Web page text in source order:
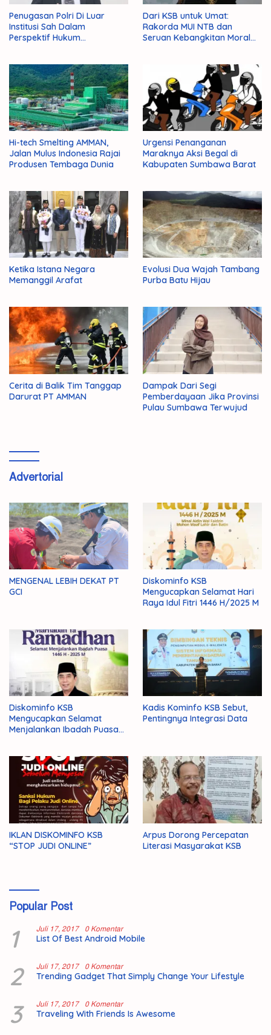
Penugasan Polri Di Luar
Institusi Sah Dalam
Perspektif Hukum
Dari KSB untuk Umat:
Rakorda MUI NTB dan
Seruan Kebangkitan Moral
Hi-tech Smelting AMMAN,
Jalan Mulus Indonesia Rajai
Produsen Tembaga Dunia
Urgensi Penanganan
Maraknya Aksi Begal di
Kabupaten Sumbawa Barat
Ketika Istana Negara
Memanggil Arafat
Evolusi Dua Wajah Tambang
Purba Batu Hijau
Cerita di Balik Tim Tanggap
Darurat PT AMMAN
Dampak Dari Segi
Pemberdayaan Jika Provinsi
Pulau Sumbawa Terwujud
Advertorial
MENGENAL LEBIH DEKAT PT
GCI
Diskominfo KSB
Mengucapkan Selamat Hari
Raya Idul Fitri 1446 H/2025 M
Diskominfo KSB
Mengucapkan Selamat
Menjalankan Ibadah Puasa
Kadis Kominfo KSB Sebut,
Pentingnya Integrasi Data
IKLAN DISKOMINFO KSB
“STOP JUDI ONLINE”
Arpus Dorong Percepatan
Literasi Masyarakat KSB
Popular Post
1 Juli 17, 2017 0 Komentar
List Of Best Android Mobile
2 Juli 17, 2017 0 Komentar
Trending Gadget That Simply Change Your Lifestyle
3 Juli 17, 2017 0 Komentar
Traveling With Friends Is Awesome